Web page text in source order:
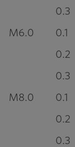
0.3
M6.0
0.1
0.2
0.3
M8.0
0.1
0.2
0.3